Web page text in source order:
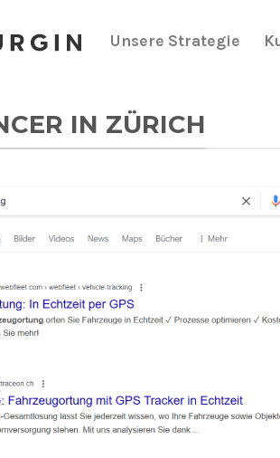
Unsere Strategie
IN ZÜRICH